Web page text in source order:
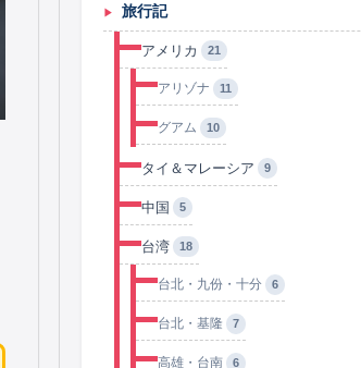
旅行記
アメリカ 21
アリゾナ 11
グアム 10
タイ＆マレーシア 9
中国 5
台湾 18
台北・九份・十分 6
台北・基隆 7
高雄・台南 6